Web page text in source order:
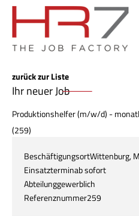
zurück zur Liste
Ihr neuer Job
Produktionshelfer (m/w/d) -
(259)
BeschäftigungsortWittenburg,
Einsatzterminab sofort
Abteilunggewerblich
Referenznummer259